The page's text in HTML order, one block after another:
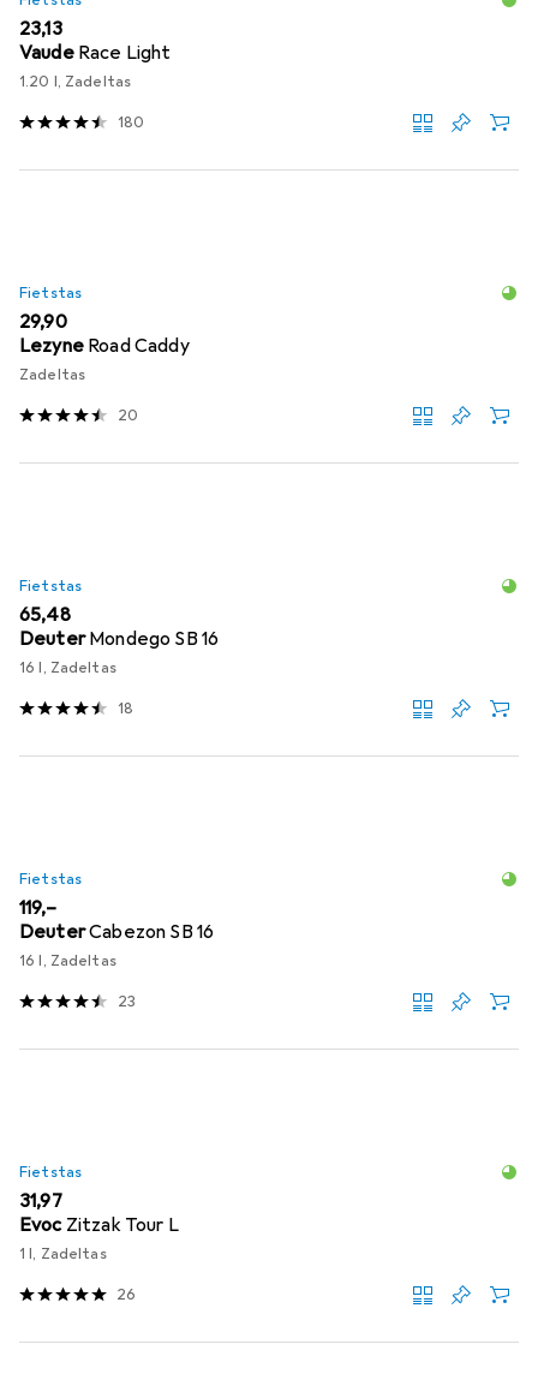
EUR
23,13
Vaude Race Light
1.20 l, Zadeltas
180
Fietstas
EUR
29,90
Lezyne Road Caddy
Zadeltas
20
Fietstas
EUR
65,48
Deuter Mondego SB 16
16 l, Zadeltas
18
Fietstas
EUR
119,–
DeuterCabezon SB 16
16 l, Zadeltas
23
Fietstas
EUR
31,97
Evoc Zitzak Tour L
1 l, Zadeltas
26